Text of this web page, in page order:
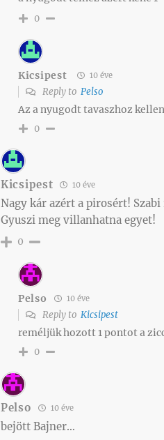
0
Kicsipest 10 éve
Reply to Pelso
Az a nyugodt tavaszhoz
0
Kicsipest 10 éve
Nagy kár azért a pirosért!
Gyuszi meg villanhatna egyet!
0
Pelso 10 éve
Reply to Kicsipest
reméljük hozott 1 pontot a
0
Pelso 10 éve
bejött Bajner…